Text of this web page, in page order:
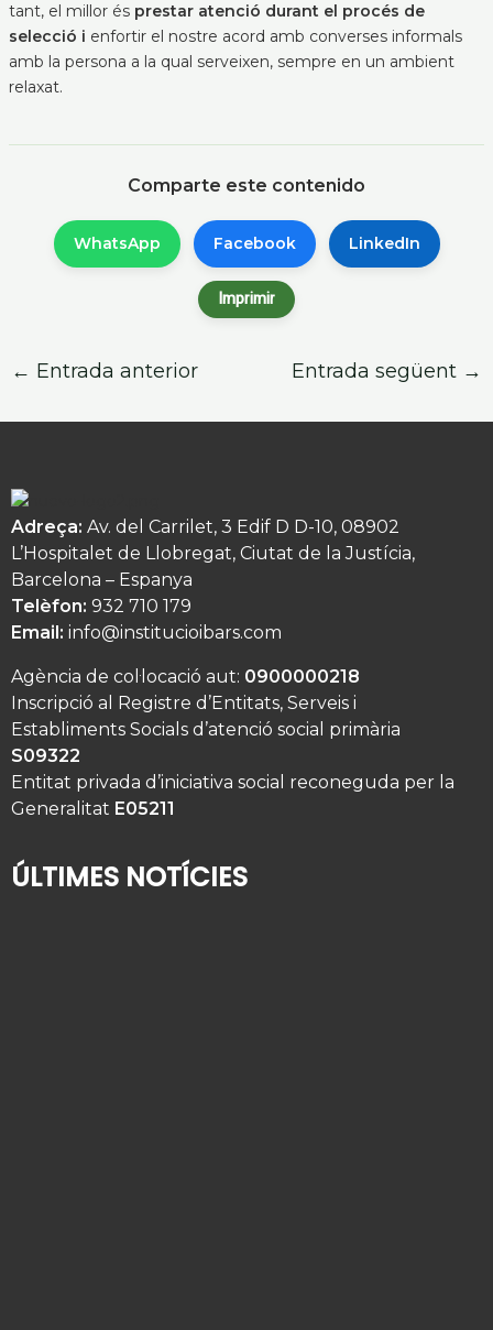
tant, el millor és prestar atenció durant el procés de
selecció i enfortir el nostre acord amb converses informals
amb la persona a la qual serveixen, sempre en un ambient
relaxat.
Comparte este contenido
WhatsApp Facebook LinkedIn
Imprimir
← Entrada anterior Entrada següent →
Adreça: Av. del Carrilet, 3 Edif D D-10, 08902
L’Hospitalet de Llobregat, Ciutat de la Justícia,
Barcelona – Espanya
Telèfon: 932 710 179
Email: info@institucioibars.com
Agència de col·locació aut: 0900000218
Inscripció al Registre d’Entitats, Serveis i
Establiments Socials d’atenció social primària
S09322
Entitat privada d’iniciativa social reconeguda per la
Generalitat E05211
ÚLTIMES NOTÍCIES